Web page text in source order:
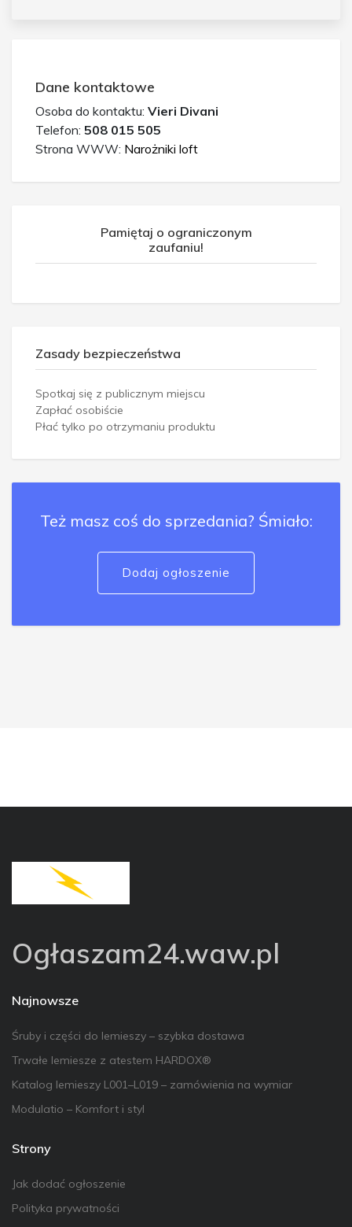
Dane kontaktowe
Osoba do kontaktu: Vieri Divani
Telefon: 508 015 505
Strona WWW: Narożniki loft
Pamiętaj o ograniczonym
zaufaniu!
Zasady bezpieczeństwa
Spotkaj się z publicznym miejscu
Zapłać osobiście
Płać tylko po otrzymaniu produktu
Też masz coś do sprzedania? Śmiało:
Dodaj ogłoszenie
Ogłaszam24.waw.pl
Najnowsze
Śruby i części do lemieszy – szybka dostawa
Trwałe lemiesze z atestem HARDOX®
Katalog lemieszy L001–L019 – zamówienia na wymiar
Modulatio – Komfort i styl
Strony
Jak dodać ogłoszenie
Polityka prywatności